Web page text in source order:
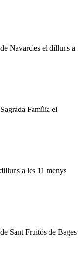
Navarcles el dilluns a
Família el
a les 11 menys
Sant Fruitós de Bages